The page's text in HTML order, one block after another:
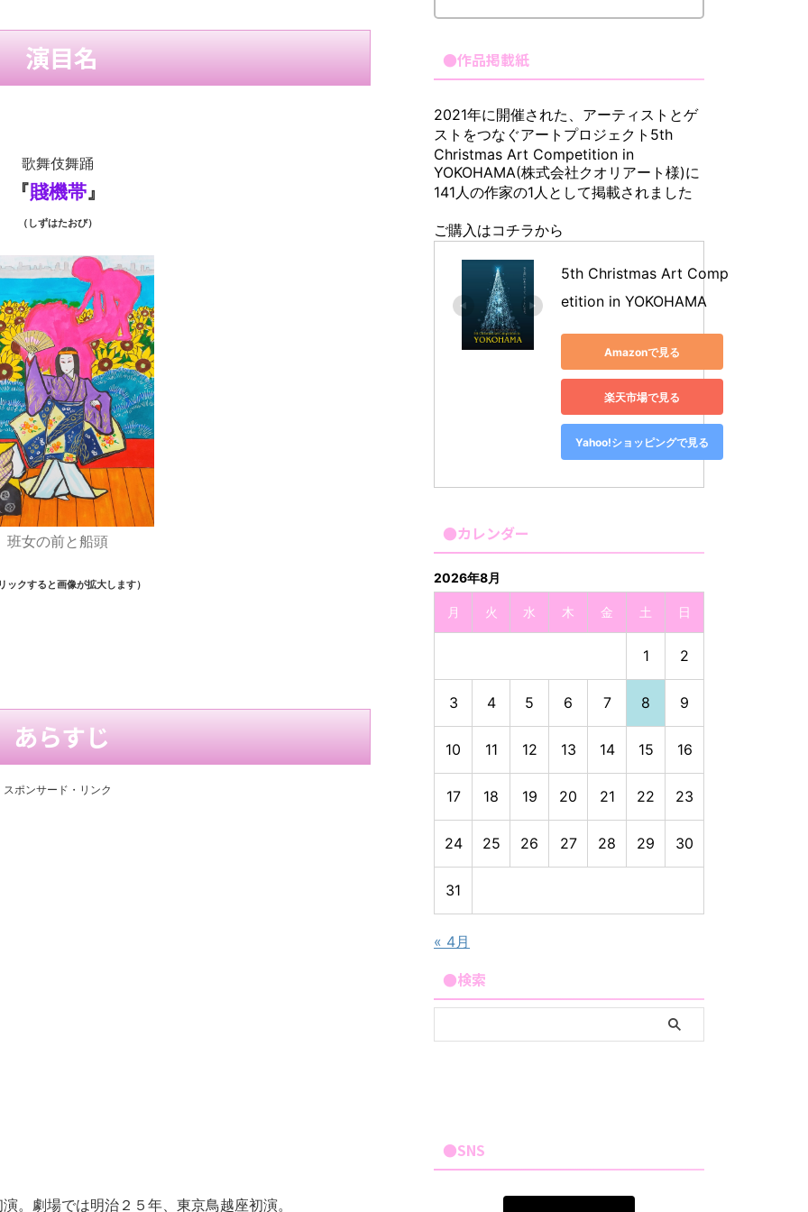
演目名
歌舞伎舞踊
『賤機帯』
（しずはたおび）
班女の前と船頭
ックすると画像が拡大します）
あらすじ
スポンサード・リンク
。劇場では明治２５年、東京鳥越座初演。
●作品掲載紙
2021年に開催された、アーティストとゲ
ストをつなぐアートプロジェクト5th
Christmas Art Competition in
YOKOHAMA(株式会社クオリアート様)に
141人の作家の1人として掲載されました
ご購入はコチラから
5th Christmas Art Comp
etition in YOKOHAMA
Amazonで見る
楽天市場で見る
Yahoo!ショッピングで見る
●カレンダー
2026年8月
月 火 水 木 金 土 日
1 2
3 4 5 6 7 8 9
10 11 12 13 14 15 16
17 18 19 20 21 22 23
24 25 26 27 28 29 30
31
« 4月
●検索
●SNS